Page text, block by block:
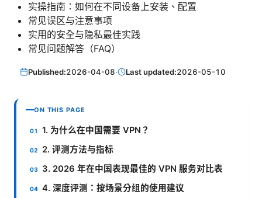
实操指南：如何在不同设备上安装、配置
常见误区与注意事项
实用的安全与隐私最佳实践
常见问题解答（FAQ）
Published:2026-04-08· Last updated:2026-05-10
ON THIS PAGE
1. 为什么在中国需要 VPN？
2. 评测方法与指标
3. 2026 年在中国表现最佳的 VPN 服务对比表
4. 深度评测：按场景分组的使用建议